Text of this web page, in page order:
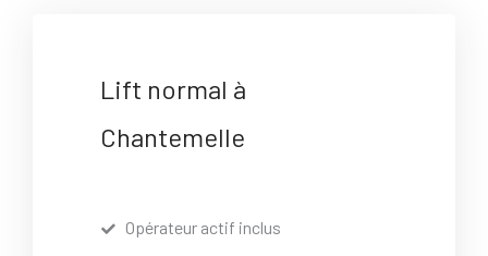
Lift normal à
Chantemelle
Opérateur actif inclus